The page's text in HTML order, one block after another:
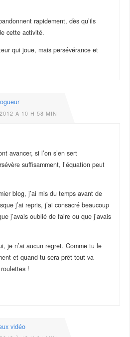
rapidement, dès qu’ils
cette activité.
qui joue, mais persévérance et
À 10 H 58 MIN
avancer, si l’on s’en sert
suffisamment, l’équation peut
blog, j’ai mis du temps avant de
j’ai repris, j’ai consacré beaucoup
j’avais oublié de faire ou que j’avais
je n’ai aucun regret. Comme tu le
et quand tu sera prêt tout va
!
vidéo